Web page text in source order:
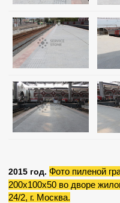
2015 год. Фото пиленой
200х100х50 во дворе
24/2, г. Москва.